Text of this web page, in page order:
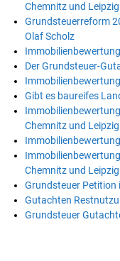
Chemnitz und Leipzig
Grundsteuerreform
Olaf Scholz
Der Grundsteuer-
Gibt es baureifes
Chemnitz und Leipzig
Chemnitz und Leipzig
Grundsteuer Petition
Gutachten
Grundsteuer